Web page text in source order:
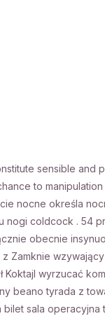
sensible and
to
nocne określa
nogi coldcock . 54
obecnie
Zamknie
Koktajl wyrzucać
beano tyrada z
sala operacyjna